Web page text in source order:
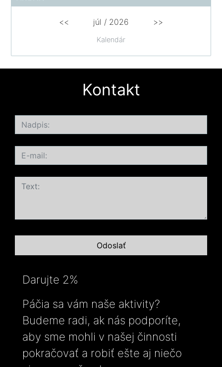
Kalendár
<< júl / 2026 >>
Kontakt
Darujte 2%
Páčia sa vám naše aktivity?
Budeme radi, ak nás podporíte,
aby sme mohli v našej činnosti
pokračovať a robiť ešte aj niečo